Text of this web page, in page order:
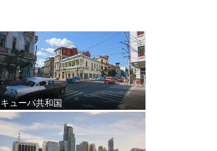
キューバ共和国